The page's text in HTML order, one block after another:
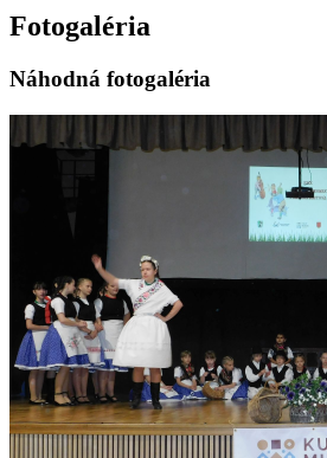
Fotogaléria
Náhodná fotogaléria